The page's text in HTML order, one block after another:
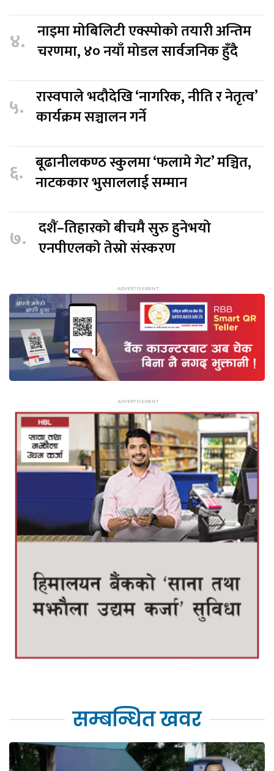
४. नाइमा मोबिलिटी एक्स्पोको तयारी अन्तिम
चरणमा, ४० नयाँ मोडल सार्वजनिक हुँदै
५. रास्वपाले भदौदेखि ‘नागरिक, नीति र नेतृत्व’
कार्यक्रम सञ्चालन गर्ने
६. बूढानीलकण्ठ स्कुलमा ‘फलामे गेट’ मञ्चित,
नाटककार भुसाललाई सम्मान
७. दशैं–तिहारको बीचमै सुरु हुनेभयो
एनपीएलको तेस्रो संस्करण
सम्बन्धित खवर